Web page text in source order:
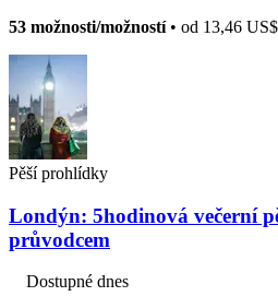
53 možnosti/možností• od 13,46 US$
Pěší prohlídky
Londýn: 5hodinová večerní
průvodcem
Dostupné dnes